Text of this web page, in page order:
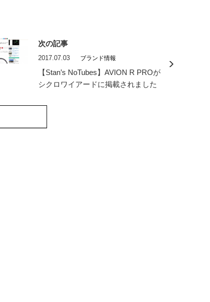
次の記事
2017.07.03 ブランド情報
【Stan’s NoTubes】AVION R PROが
シクロワイアードに掲載されました